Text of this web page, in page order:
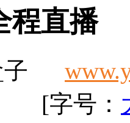
程直播
[字号：